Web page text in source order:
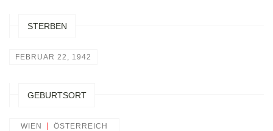
STERBEN
FEBRUAR 22, 1942
GEBURTSORT
WIEN ÖSTERREICH